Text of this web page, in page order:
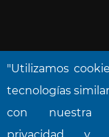
NOVA
"Utilizamos
tecnologías
con nuestra